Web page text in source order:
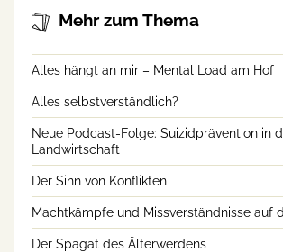
Mehr zum Thema
Alles hängt an mir – Mental Load am Hof
Alles selbstverständlich?
Neue Podcast-Folge: Suizidprävention in
Landwirtschaft
Der Sinn von Konflikten
Machtkämpfe und Missverständnisse auf
Der Spagat des Älterwerdens